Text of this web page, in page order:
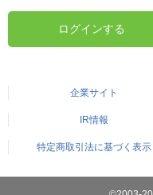
ログインする
企業サイト
IR情報
特定商取引法に基づく表示